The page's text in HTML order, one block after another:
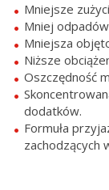
Mniejsze
Mniej
Mniejsza
Niższe
Oszczędność
dodatków.
Formuła
zachodzących